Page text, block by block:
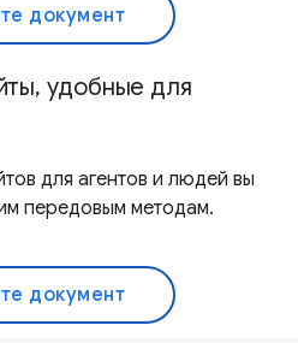
документ
удобные для
для агентов и людей вы
передовым методам.
документ